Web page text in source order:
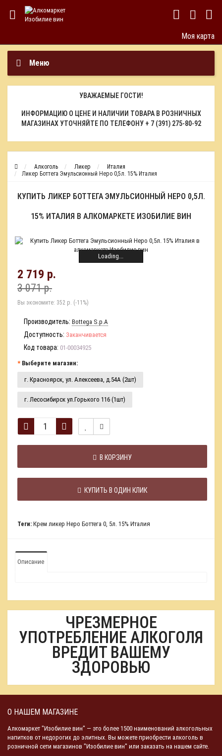
Моя карта
Меню
УВАЖАЕМЫЕ ГОСТИ!
ИНФОРМАЦИЮ О ЦЕНЕ И НАЛИЧИИ ТОВАРА В РОЗНИЧНЫХ
МАГАЗИНАХ УТОЧНЯЙТЕ ПО ТЕЛЕФОНУ + 7 (391) 275-80-92
Алкоголь Ликер
Италия
Ликер Боттега Эмульсионный Неро 0,5л. 15% Италия
КУПИТЬ ЛИКЕР БОТТЕГА ЭМУЛЬСИОННЫЙ НЕРО 0,5Л.
15% ИТАЛИЯ В АЛКОМАРКЕТЕ ИЗОБИЛИЕ ВИН
Loading...
2 719 р.
3 071 р.
Вы экономите: 352 р. (-11%)
Производитель: Bottega S.p.A
Доступность: Заканчивается
Код товара: 01-00034925
Выберите магазин:
г. Красноярск, ул. Алексеева, д.54А (2шт)
г. Лесосибирск ул.Горького 116 (1шт)
В КОРЗИНУ
КУПИТЬ В ОДИН КЛИК
Теги: Крем ликер Неро Боттега 0, 5л. 15% Италия
Описание
ЧРЕЗМЕРНОЕ
УПОТРЕБЛЕНИЕ АЛКОГОЛЯ
ВРЕДИТ ВАШЕМУ
ЗДОРОВЬЮ
О НАШЕМ МАГАЗИНЕ
Алкомаркет "Изобилие вин" — это более 1500 наименований алкогольных
напитков от недорогих до элитных. Вы можете приобрести алкоголь в
розничной сети магазинов "Изобилие вин" или заказать на нашем сайте.